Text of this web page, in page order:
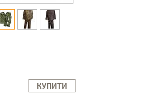
КУПИТИ